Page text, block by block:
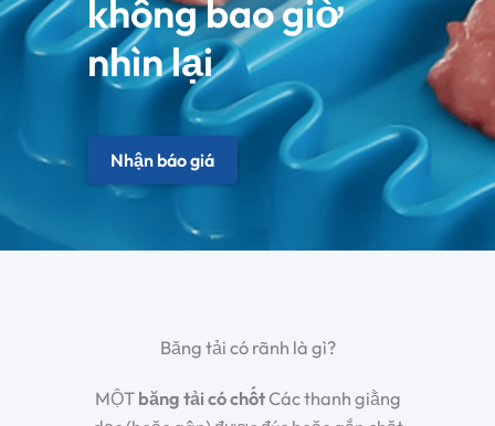
không bao giờ
nhìn lại
Nhận báo giá
Băng tải có rãnh là gì?
MỘT băng tải có chốtCác thanh giằng